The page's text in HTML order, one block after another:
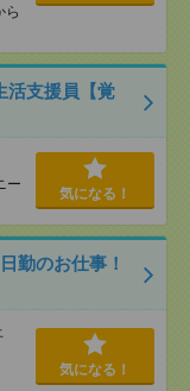
ら
活支援員【覚
ー
気になる！
勤のお仕事！
気になる！